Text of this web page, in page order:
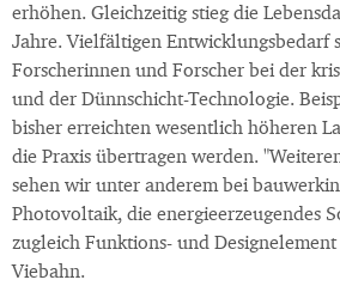
erhöhen. Gleichzeitig stieg die
Jahre. Vielfältigen Entwicklungsbedarf
Forscherinnen und Forscher bei der
und der Dünnschicht-Technologie.
bisher erreichten wesentlich höheren
die Praxis übertragen werden.
sehen wir unter anderem bei
Photovoltaik, die energieerzeugendes
zugleich Funktions- und Designelement
Viebahn.